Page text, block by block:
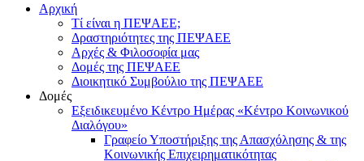
Αρχική
Τί είναι η ΠΕΨΑΕΕ;
Δραστηριότητες της ΠΕΨΑΕΕ
Αρχές & Φιλοσοφία μας
Δομές της ΠΕΨΑΕΕ
Διοικητικό Συμβούλιο της ΠΕΨΑΕΕ
Δομές
Εξειδικευμένο Κέντρο Ημέρας «Κέντρο Κοινωνικού
Διαλόγου»
Γραφείο Υποστήριξης της Απασχόλησης & της
Κοινωνικής Επιχειρηματικότητας